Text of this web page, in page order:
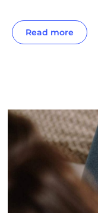
Read more